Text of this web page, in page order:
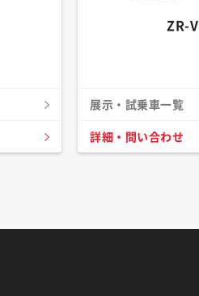
ZR-V
展示・試乗車一覧
詳細・問い合わせ